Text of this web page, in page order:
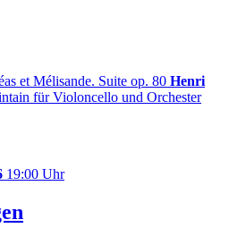
et Mélisande. Suite op. 80 Henri
für Violoncello und Orchester
19:00 Uhr